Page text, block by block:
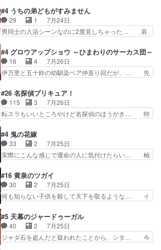
相変わらずで草ルディ君釣り… ルーデウスにシル
フィエットとロキシーとの… 離れ離れになったり
別れがあったり絶望の大…
様とは...本当の愛とは...なんぞ… テンポの良いボ
ケとツッコミで笑わせつつ、… この作品、ストー
リーにも登場人物にも全く… 家で机に向かってる
時の貧乏ゆすりとか、ラ… お姉ちゃんと話せ
に、ララは何を思うのだ… 息をするかのように3
話まで視聴。2026… ララの王子様探しが本格的
に動き出した回。…
#4 うちの弟どもがすみません
29 1
7月24日
男同士の入浴シーンなのに2度見しちゃった… 肩
散歩って逃げるよね！糸と類を助けよう… 類の面
倒見るのが1番大変そう糸は誰とでも… 源くんを
甘えさせるまでの糸と周りの出来事… 源くん、甘
えちゃうぞ宣言。思ったよりラブ… 糸ちゃんのま
目的を忘れてますますヤング… でも央太と親しく
するのは嫌。世話を拒んで… ゴメス（カエル）外
で散歩させてたのか(*…
#4 グロウアップショウ ～ひまわりのサーカス団～
16 4
7月26日
伊万里と五十鈴の幼馴染ペア仲直り回だが、… 先
や、これ素晴らしいコメディアニメだな。… 水着
回なのにビキニじゃない！これは時代背… 今回は
推しの吾野伊万里ちゃん担当回。これ… 伊万里さ
んの手品回であり水着回ね。瑞佳ち… 売り上げが
タ教育のせいで瑞佳がヒモカス… 伊万里ちゃんの
人前での苦手意識を抱えなが… 第４話をｄアニメ
ストアで視聴しました。視…
#26 名探偵プリキュア！
115 3
7月26日
転スラもいいところやけど名探偵のほうがき… 特
なはプリキュア仲間には自分が未来から… の活
躍、敵を圧倒ってのはおおよその流れだ… キュア
エクレール初変身＆初戦闘。プリキュ… キュアエ
クレールは強いが力を制御できない… キュアエク
ッコロで始まってちょっ… バカおもろいやん
www実質まどマギやんけ… しかも実質的にエク
レールが倒したビルであ…
#4 鬼の花嫁
33 2
7月25日
実際にこんな感じで運命の人に気付けたらい… 柚
の花嫁は一見すると甘い夢、理想の天国… 玲夜さ
んのご両親の登場ですこの世に数多い… 玲夜のお
父さんが石田彰だったことに驚きを… 主人公自分
の立場わかって無さすぎやしまた… ヨミツガと
子にも優しいし可愛いしこの… ユキノさんから玲
夜の父親の話で、そのイメ… あやかしの頂点に立
つ鬼龍院家の現当主が息…
#16 黄泉のツガイ
30 2
7月25日
何も知らない子供を殺して天下を取るような… イ
いバトル回の最後に、予想外の引きシン… これっ
て作者が描きたいのは"ユルの物語"… デラさんの
秘密がちょっとわかった回、正直… 左さんと刀持
ちさんが対決♪あとどこぞのじ… 何処も彼処も言
#5 天幕のジャードゥーガル
40 2
7月25日
ジャダ石を盗んだと疑われたことから、シタ… 今